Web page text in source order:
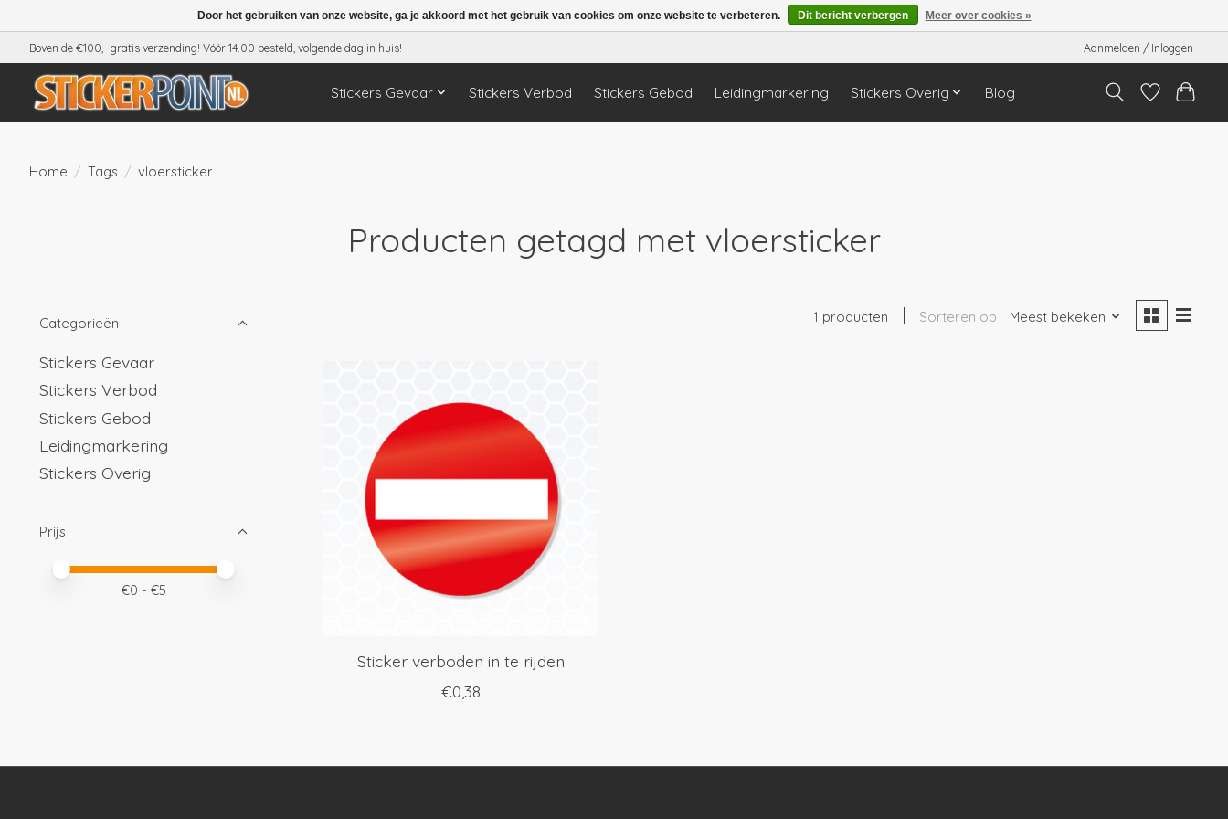
Boven de €100,- gratis verzending! Vóór 14.00 besteld, volgende dag in huis! Aanmelden / Inloggen
Stickers Gevaar Stickers Verbod Stickers Gebod Leidingmarkering Stickers Overig Blog
Home / Tags / vloersticker
Producten getagd met vloersticker
Categorieën
Stickers Gevaar
Stickers Verbod
Stickers Gebod
Leidingmarkering
Stickers Overig
Prijs
Minimale prijswaarde
Price maximum value
€0 - €5
1 producten Sorteren op Meest bekeken
Sticker verboden in te rijden
€0,38
Door het gebruiken van onze website, ga je akkoord met het gebruik van cookies om onze website te verbeteren. Dit bericht verbergen Meer over cookies »